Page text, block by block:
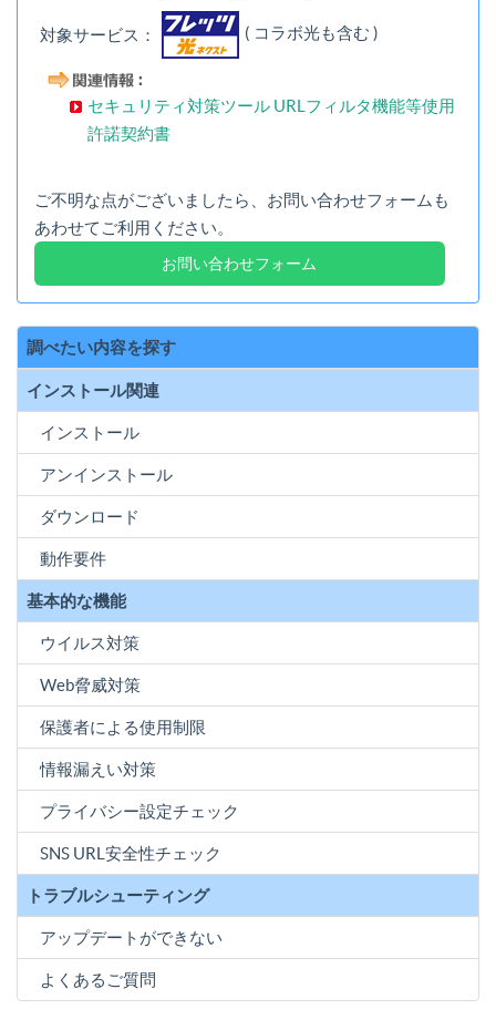
対象サービス： ( コラボ光も含む )
セキュリティ対策ツール URLフィルタ機能等使用
許諾契約書
ご不明な点がございましたら、お問い合わせフォームも
あわせてご利用ください。
お問い合わせフォーム
調べたい内容を探す
インストール関連
インストール
アンインストール
ダウンロード
動作要件
基本的な機能
ウイルス対策
Web脅威対策
保護者による使用制限
情報漏えい対策
プライバシー設定チェック
SNS URL安全性チェック
トラブルシューティング
アップデートができない
よくあるご質問